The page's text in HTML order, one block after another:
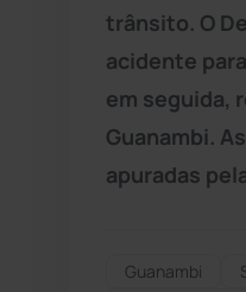
trânsito. O
acidente
em seguida,
Guanambi.
apuradas
Guanambi